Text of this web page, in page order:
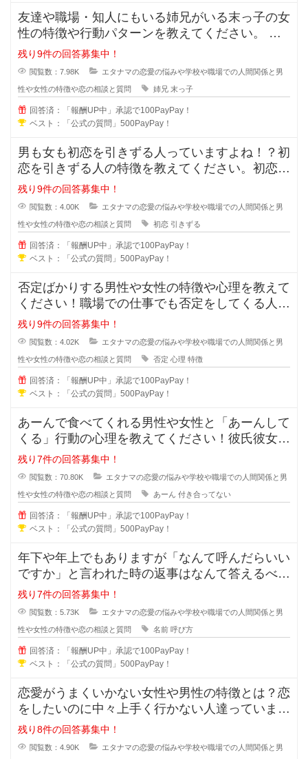
友達や職場・知人にもいる姉兄がいる末っ子の女
性の特徴や行動パターンを教えてください。 姉
兄がいる事により甘え上手や
残り9件の回答募集中！
閲覧数：7.98K エタナマの恋愛の悩みや学校や職場での人間関係と男
性や女性の特徴や恋の相談と質問 姉兄 末っ子
回答済：「報酬UP中」承認で100PayPay！
ベスト：「公式の質問」500PayPay！
男も女も初恋を引きずる人っていますよね！？初
恋を引きずる人の特徴を教えてください。初恋か
ら離れる事が出来ない人は次の恋愛
残り9件の回答募集中！
閲覧数：4.00K エタナマの恋愛の悩みや学校や職場での人間関係と男
性や女性の特徴や恋の相談と質問 初恋 引きずる
回答済：「報酬UP中」承認で100PayPay！
ベスト：「公式の質問」500PayPay！
否定ばかりする男性や女性の特徴や心理を教えて
ください！職場での仕事でも否定をしてくる人っ
ていますよね？女同士や男同士で恋
残り9件の回答募集中！
閲覧数：4.02K エタナマの恋愛の悩みや学校や職場での人間関係と男
性や女性の特徴や恋の相談と質問 否定 心理 特徴
回答済：「報酬UP中」承認で100PayPay！
ベスト：「公式の質問」500PayPay！
あーんで食べてくれる男性や女性と「あーんして
くる」行動の心理を教えてください！彼氏彼女で
はなく付き合っていないのに、あー
残り7件の回答募集中！
閲覧数：70.80K エタナマの恋愛の悩みや学校や職場での人間関係と男
性や女性の特徴や恋の相談と質問 あーん 付き合ってない
回答済：「報酬UP中」承認で100PayPay！
ベスト：「公式の質問」500PayPay！
年下や年上でもありますが「なんて呼んだらいい
ですか」と言われた時の返事はなんて答えるべき
でしょうか？「苗字+さん」付け？
残り7件の回答募集中！
閲覧数：5.73K エタナマの恋愛の悩みや学校や職場での人間関係と男
性や女性の特徴や恋の相談と質問 名前 呼び方
回答済：「報酬UP中」承認で100PayPay！
ベスト：「公式の質問」500PayPay！
恋愛がうまくいかない女性や男性の特徴とは？恋
をしたいのに中々上手く行かない人達っています
よね？行動や発言に問題があり異性
残り8件の回答募集中！
閲覧数：4.90K エタナマの恋愛の悩みや学校や職場での人間関係と男